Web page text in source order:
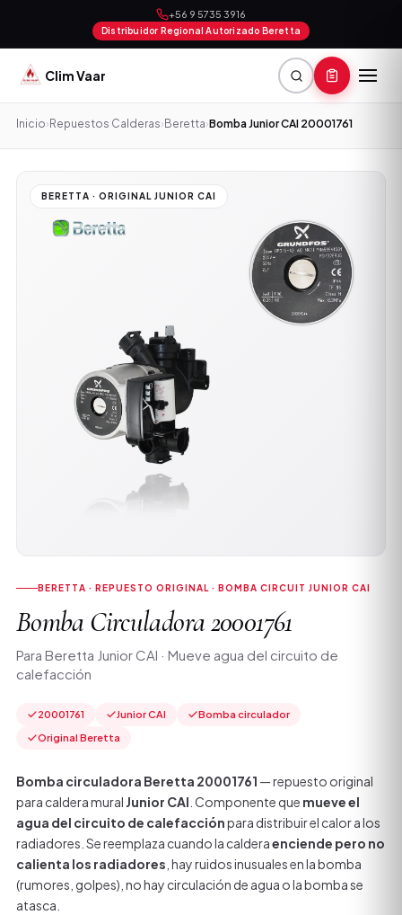
+56 9 5735 3916
Distribuidor Regional Autorizado Beretta
Clim Vaar
Inicio› Repuestos Calderas› Beretta›Bomba Junior CAI 20001761
BERETTA · ORIGINAL JUNIOR CAI
BERETTA · REPUESTO ORIGINAL · BOMBA CIRCUIT JUNIOR CAI
Bomba Circuladora 20001761
Para Beretta Junior CAI · Mueve agua del circuito de
calefacción
20001761 Junior CAI
Bomba circulador
Original Beretta
Bomba circuladora Beretta 20001761 — repuesto original
para caldera mural Junior CAI . Componente que mueve el
agua del circuito de calefacciónpara distribuir el calor a los
radiadores. Se reemplaza cuando la calderaenciende pero no
calienta los radiadores , hay ruidos inusuales en la bomba
(rumores, golpes), no hay circulación de agua o la bomba se
atasca.